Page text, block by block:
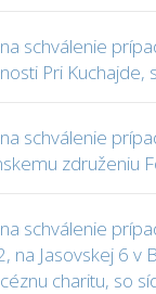
schválenie
Pri Kuchajde,
schválenie
združeniu
schválenie
na Jasovskej 6 v
charitu, so